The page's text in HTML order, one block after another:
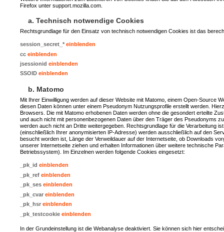
Firefox unter support.mozilla.com.
a. Technisch notwendige Cookies
Rechtsgrundlage für den Einsatz von technisch notwendigen Cookies ist das
session_secret_* einblenden
cc einblenden
jsessionid einblenden
SSOID einblenden
b. Matomo
Mit Ihrer Einwilligung werden auf dieser Website mit Matomo, einem Open-Source
diesen Daten können unter einem Pseudonym Nutzungsprofile erstellt werden.
Browsers. Die mit Matomo erhobenen Daten werden ohne die gesondert erteilte
und auch nicht mit personenbezogenen Daten über den Träger des Pseudonyms
werden auch nicht an Dritte weitergegeben. Rechtsgrundlage für die Verarbeitung
(einschließlich Ihrer anonymisierten IP-Adresse) werden ausschließlich auf den
besucht worden ist, Länge der Verweildauer auf der Internetseite, ob Downloads
unserer Internetseite ziehen und erhalten Informationen über weitere technische
Betriebssystem). Im Einzelnen werden folgende Cookies eingesetzt:
_pk_id einblenden
_pk_ref einblenden
_pk_ses einblenden
_pk_cvar einblenden
_pk_hsr einblenden
_pk_testcookie einblenden
In der Grundeinstellung ist die Webanalyse deaktiviert. Sie können sich hier